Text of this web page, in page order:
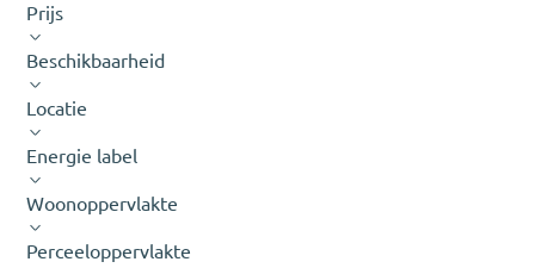
Prijs
Beschikbaarheid
Locatie
Energie label
Woonoppervlakte
Perceeloppervlakte